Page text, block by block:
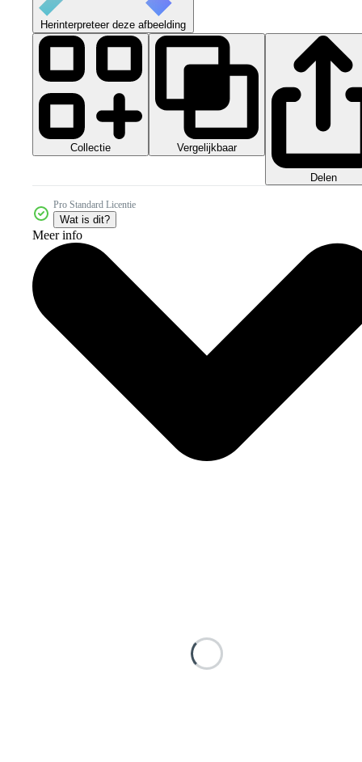
Herinterpreteer deze afbeelding
Collectie Vergelijkbaar
Delen
Pro Standard Licentie
Wat is dit?
Meer info